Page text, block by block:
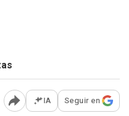
Abrir opciones para
IA Seguir en